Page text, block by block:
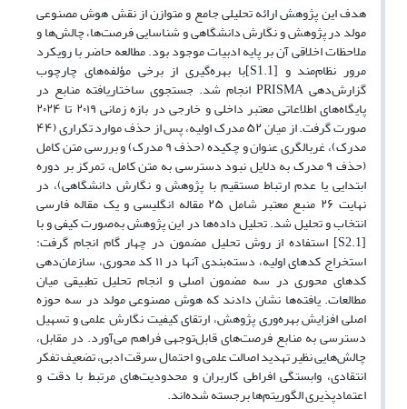
هدف این پژوهش ارائه تحلیلی جامع و متوازن از نقش هوش مصنوعی
مولد در پژوهش و نگارش دانشگاهی و شناسایی فرصت‌ها، چالش‌ها و
ملاحظات اخلاقی آن بر پایه ادبیات موجود بود. مطالعه حاضر با رویکرد
مرور نظام‌مند و [S1.1]با بهره‌گیری از برخی مؤلفه‌های چارچوب
گزارش‌دهی PRISMA انجام شد. جستجوی ساختاریافته منابع در
پایگاه‌های اطلاعاتی معتبر داخلی و خارجی در بازه زمانی ۲۰۱۹ تا ۲۰۲۴
صورت گرفت. از میان ۵۲ مدرک اولیه، پس از حذف موارد تکراری (۴۴
مدرک)، غربالگری عنوان و چکیده (حذف ۹ مدرک) و بررسی متن کامل
(حذف ۹ مدرک به دلایل نبود دسترسی به متن کامل، تمرکز بر دوره
ابتدایی یا عدم ارتباط مستقیم با پژوهش و نگارش دانشگاهی)، در
نهایت ۲۶ منبع معتبر شامل ۲۵ مقاله انگلیسی و یک مقاله فارسی
انتخاب و تحلیل شد. تحلیل داده‌ها در این پژوهش به‌صورت کیفی و با
[S2.1] استفاده از روش تحلیل مضمون در چهار گام انجام گرفت:
استخراج کدهای اولیه، دسته‌بندی آنها در ۱۱ کد محوری، سازمان‌دهی
کدهای محوری در سه مضمون اصلی و انجام تحلیل تطبیقی میان
مطالعات. یافته‌ها نشان دادند که هوش مصنوعی مولد در سه حوزه
اصلی افزایش بهره‌وری پژوهش، ارتقای کیفیت نگارش علمی و تسهیل
دسترسی به منابع فرصت‌های قابل‌توجهی فراهم می‌آورد. در مقابل،
چالش‌هایی نظیر تهدید اصالت علمی و احتمال سرقت ادبی، تضعیف تفکر
انتقادی، وابستگی افراطی کاربران و محدودیت‌های مرتبط با دقت و
اعتمادپذیری الگوریتم‌ها برجسته شده‌اند.